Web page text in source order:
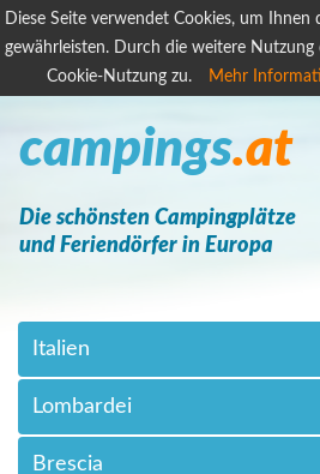
Diese Seite verwendet Cookies, um Ihnen
gewährleisten. Durch die weitere
Cookie-Nutzung zu.
Mehr
campings.at
Die schönsten Campingplätze
und Feriendörfer in Europa
Italien
Lombardei
Brescia